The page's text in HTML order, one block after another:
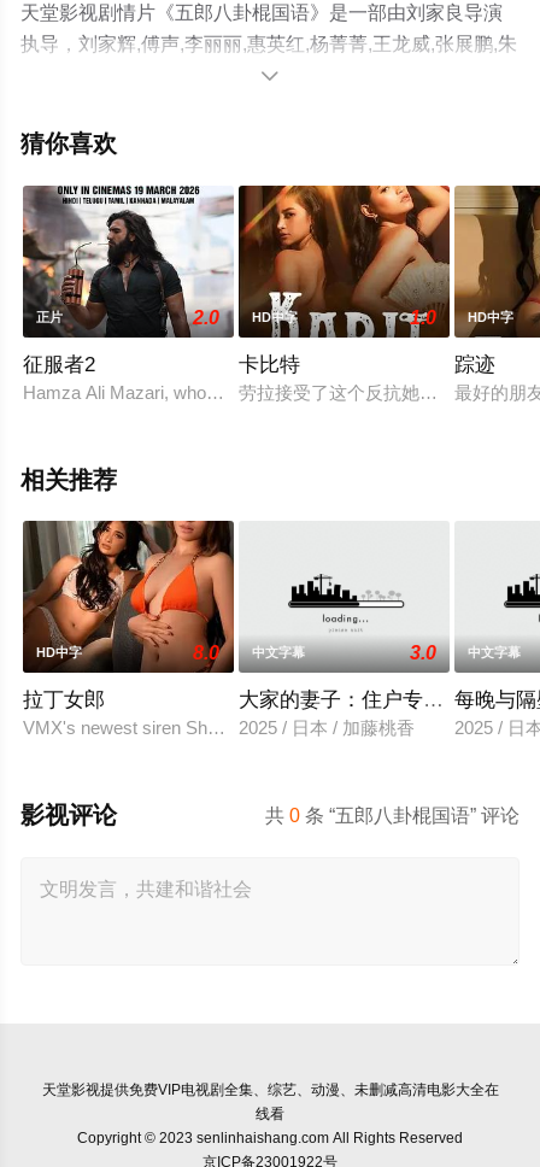
天堂影视剧情片《五郎八卦棍国语》是一部由刘家良导演
执导，刘家辉,傅声,李丽丽,惠英红,杨菁菁,王龙威,张展鹏,朱
铁和,小侯,高飞,郭政鸿,林威,?刘济民,刘雪华,李擎柱,林克明,
强,黄伟辉,汪禹,杨瑞麟,尹灵光,元德等演员精彩演绎的中国
电影网，更多剧情信息可移步至豆瓣电影、电视猫或剧情
网等平台了解。

猜你喜欢
正片 2.0
征服者2
Hamza Ali Mazari, whose real identity is Jaskirat Singh Ra
HD中字 1.0
卡比特
劳拉接受了这个反抗她妈妈的角色。
HD中字
踪迹
最好的朋
相关推荐
HD中字 8.0
拉丁女郎
VMX's newest siren Shalanie De Vera and Athena Red sizzle
中文字幕 3.0
大家的妻子：住户专用洞口
2025 / 日本 / 加藤桃香
中文字幕
每晚与
2025 / 日
共0 条 “五郎八卦棍国语” 评论
影视评论
天堂影视提供免费VIP电视剧全集、综艺、动漫、未删减高清电影大全在
线看
Copyright © 2023 senlinhaishang.com All Rights Reserved
京ICP备23001922号